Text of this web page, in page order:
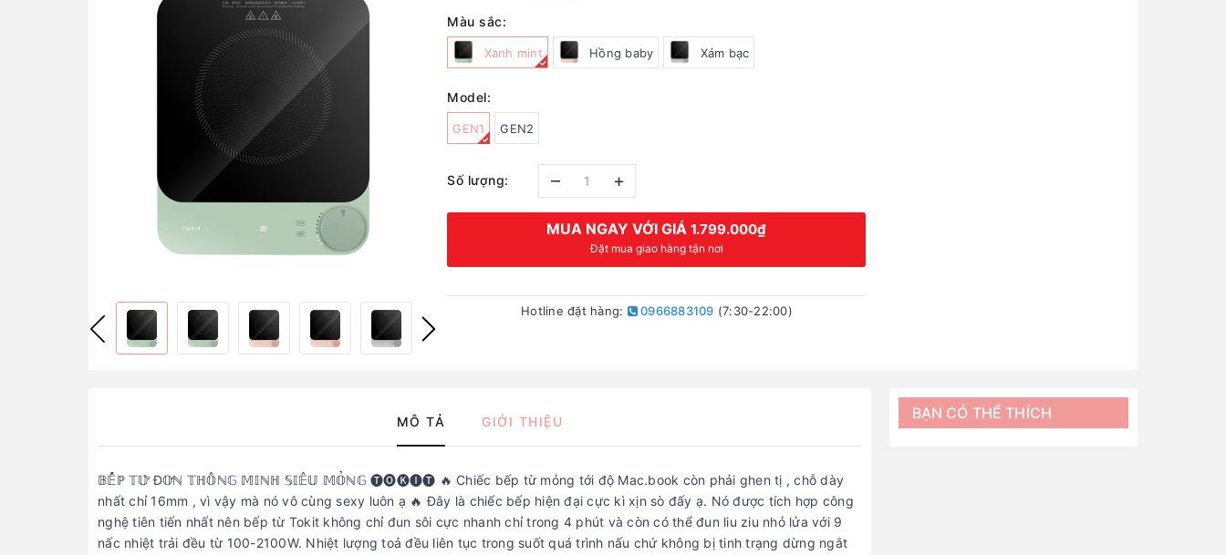
Màu sắc:
Xanh mint Hồng baby Xám bạc
Model:
GEN1 GEN2
Số lượng: – +
MUA NGAY VỚI GIÁ1.799.000₫
Đặt mua giao hàng tận nơi
Hotline đặt hàng: 0966883109 (7:30-22:00)
MÔ TẢ GIỚI THIỆU
𝔹𝔼̂́ℙ 𝕋𝕌̛̀ Đ𝕆̛ℕ 𝕋ℍ𝕆̂ℕ𝔾 𝕄𝕀ℕℍ 𝕊𝕀𝔼̂𝕌 𝕄𝕆̉ℕ𝔾 🅣🅞🅚🅘🅣 🔥 Chiếc bếp từ mỏng tới độ Mac.book còn phải ghen tị , chỗ dày
nhất chỉ 16mm , vì vậy mà nó vô cùng sexy luôn ạ 🔥 Đây là chiếc bếp hiện đại cực kì xịn sò đấy ạ. Nó được tích hợp công
nghệ tiên tiến nhất nên bếp từ Tokit không chỉ đun sôi cực nhanh chỉ trong 4 phút và còn có thể đun liu ziu nhỏ lửa với 9
nấc nhiệt trải đều từ 100-2100W. Nhiệt lượng toả đều liên tục trong suốt quá trình nấu chứ không bị tinh trạng dừng ngắt
BẠN CÓ THỂ THÍCH